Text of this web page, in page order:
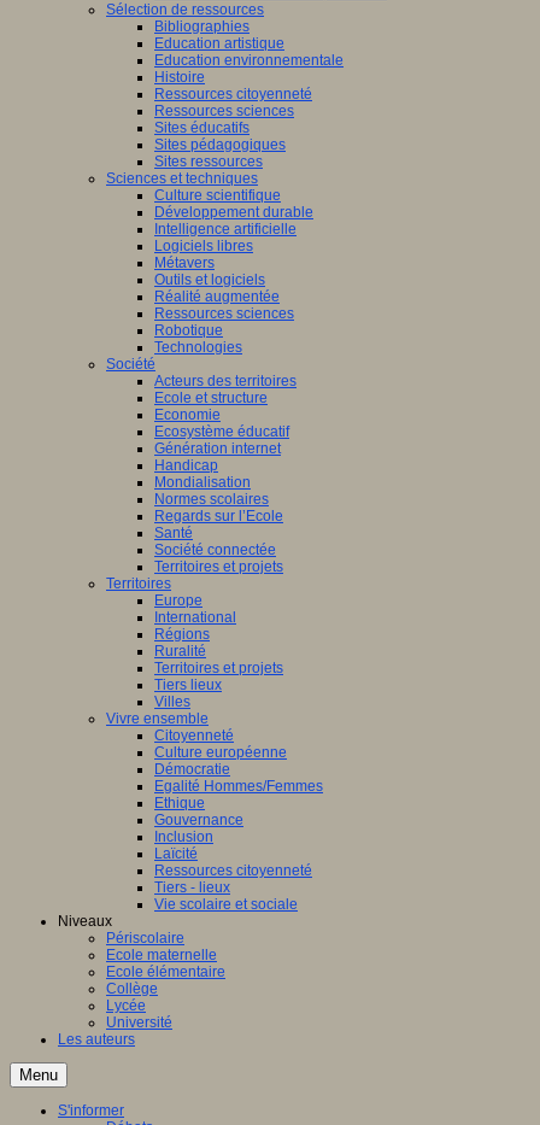
Sélection de ressources
Bibliographies
Education artistique
Education environnementale
Histoire
Ressources citoyenneté
Ressources sciences
Sites éducatifs
Sites pédagogiques
Sites ressources
Sciences et techniques
Culture scientifique
Développement durable
Intelligence artificielle
Logiciels libres
Métavers
Outils et logiciels
Réalité augmentée
Ressources sciences
Robotique
Technologies
Société
Acteurs des territoires
Ecole et structure
Economie
Ecosystème éducatif
Génération internet
Handicap
Mondialisation
Normes scolaires
Regards sur l’Ecole
Santé
Société connectée
Territoires et projets
Territoires
Europe
International
Régions
Ruralité
Territoires et projets
Tiers lieux
Villes
Vivre ensemble
Citoyenneté
Culture européenne
Démocratie
Egalité Hommes/Femmes
Ethique
Gouvernance
Inclusion
Laïcité
Ressources citoyenneté
Tiers - lieux
Vie scolaire et sociale
Niveaux
Périscolaire
Ecole maternelle
Ecole élémentaire
Collège
Lycée
Université
Les auteurs
Menu
S'informer